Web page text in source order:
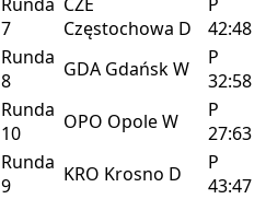
7
Częstochowa D
42:48
Runda
8
GDA GdańskW
P
32:58
Runda
10
OPO OpoleW
P
27:63
Runda
9
KRO Krosno D
P
43:47